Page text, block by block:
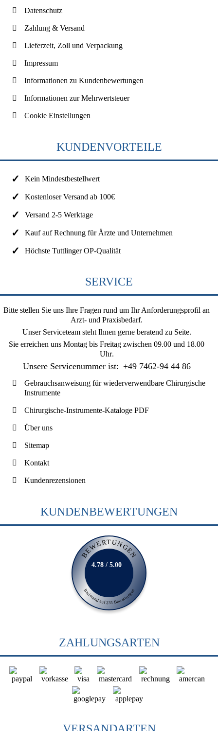
Datenschutz
Zahlung & Versand
Lieferzeit, Zoll und Verpackung
Impressum
Informationen zu Kundenbewertungen
Informationen zur Mehrwertsteuer
Cookie Einstellungen
KUNDENVORTEILE
Kein Mindestbestellwert
Kostenloser Versand ab 100€
Versand 2-5 Werktage
Kauf auf Rechnung für Ärzte und Unternehmen
Höchste Tuttlinger OP-Qualität
SERVICE
Bitte stellen Sie uns Ihre Fragen rund um Ihr Anforderungsprofil an
Arzt- und Praxisbedarf.
Unser Serviceteam steht Ihnen gerne beratend zu Seite.
Sie erreichen uns Montag bis Freitag zwischen 09.00 und 18.00
Uhr.
Unsere Servicenummer ist: +49 7462-94 44 86
Gebrauchsanweisung für wiederverwendbare Chirurgische
Instrumente
Chirurgische-Instrumente-Kataloge PDF
Über uns
Sitemap
Kontakt
Kundenrezensionen
KUNDENBEWERTUNGEN
BEWERTUNGEN
Basierend auf 231 Bewertungen
4.78 / 5.00
ZAHLUNGSARTEN